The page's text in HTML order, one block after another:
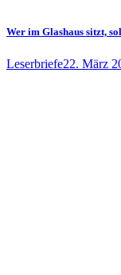
Wer im Glashaus sitzt,
Leserbriefe22. März